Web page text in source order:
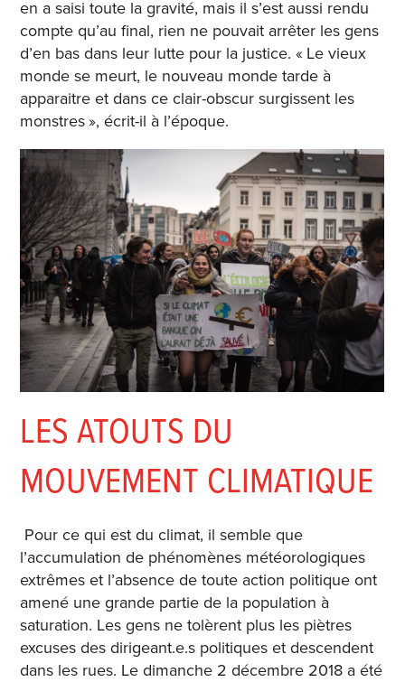
en a saisi toute la gravité, mais il s’est aussi rendu
compte qu’au final, rien ne pouvait arrêter les gens
d’en bas dans leur lutte pour la justice. « Le vieux
monde se meurt, le nouveau monde tarde à
apparaitre et dans ce clair-obscur surgissent les
monstres », écrit-il à l’époque.
LES ATOUTS DU
MOUVEMENT CLIMATIQUE
Pour ce qui est du climat, il semble que
l’accumulation de phénomènes météorologiques
extrêmes et l’absence de toute action politique ont
amené une grande partie de la population à
saturation. Les gens ne tolèrent plus les piètres
excuses des dirigeant.e.s politiques et descendent
dans les rues. Le dimanche 2 décembre 2018 a été